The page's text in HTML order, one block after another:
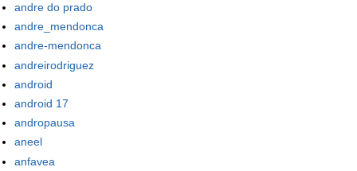
andre do prado
andre_mendonca
andre-mendonca
andreirodriguez
android
android 17
andropausa
aneel
anfavea